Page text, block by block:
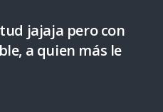
jajaja pero con
a quien más le